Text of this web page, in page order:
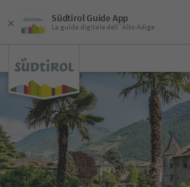
Südtirol Guide App
La guida digitale dell´Alto Adige